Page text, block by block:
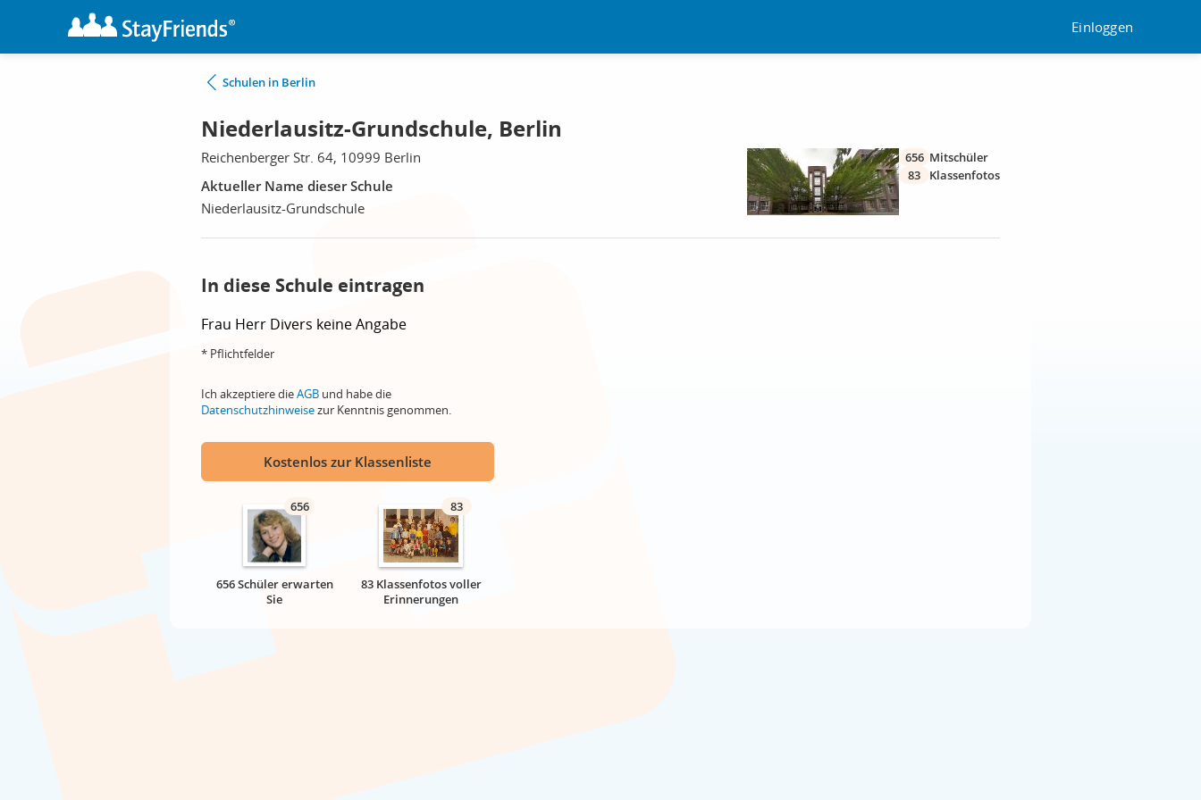
Einloggen
Schulen in Berlin
Niederlausitz-Grundschule, Berlin
Reichenberger Str. 64, 10999 Berlin
Aktueller Name dieser Schule
Niederlausitz-Grundschule
656 Mitschüler
83
Klassenfotos
In diese Schule eintragen
Frau Herr Divers keine Angabe
* Pflichtfelder
Ich akzeptiere dieAGB und habe die
Datenschutzhinweisezur Kenntnis genommen.
Kostenlos zur Klassenliste
656
656 Schüler erwarten
Sie
83
83 Klassenfotos voller
Erinnerungen